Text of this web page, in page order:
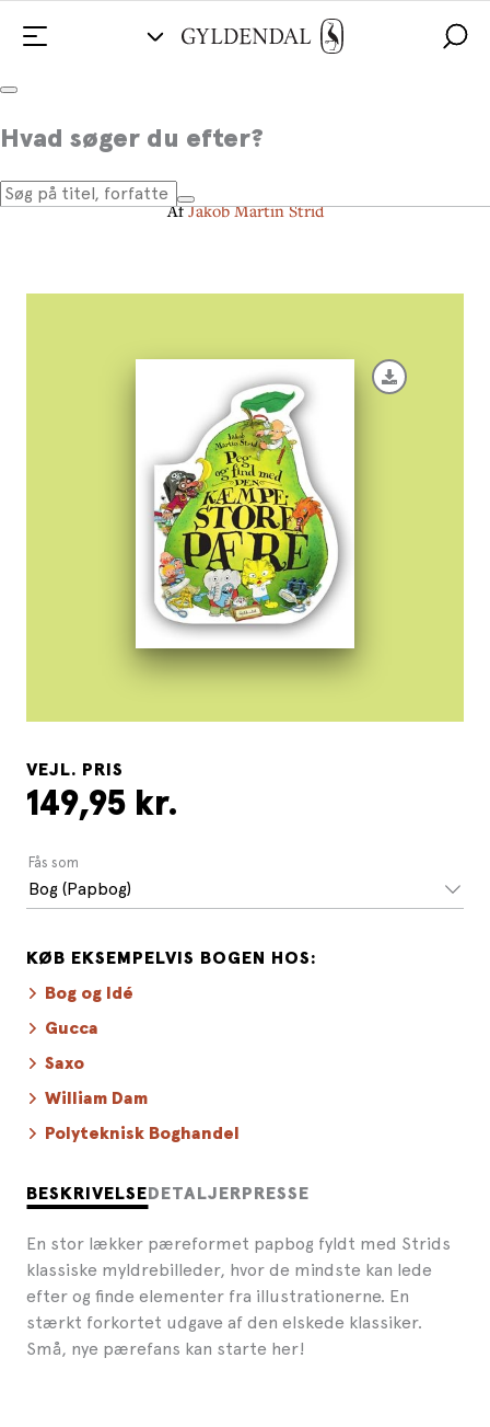
Hvad søger du efter?
Peg og find med Den
kæmpestore pære
AfJakob Martin Strid
BESKRIVELSE DETALJER PRESSE
En stor lækker pæreformet papbog fyldt med Strids
klassiske myldrebilleder, hvor de mindste kan lede
efter og finde elementer fra illustrationerne. En
stærkt forkortet udgave af den elskede klassiker.
Små, nye pærefans kan starte her!
VEJL. PRIS
149,95 kr.
Fås som
Bog (Papbog)
KØB EKSEMPELVIS BOGEN HOS:
Bog og Idé
Gucca
Saxo
William Dam
Polyteknisk Boghandel